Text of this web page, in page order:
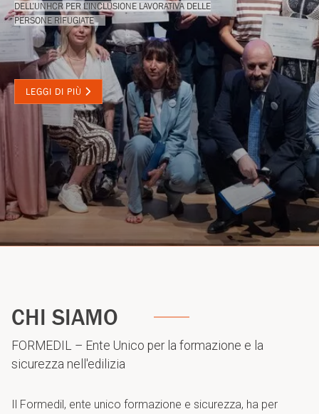
DELL’UNHCR PER L’INCLUSIONE LAVORATIVA DELLE
PERSONE RIFUGIATE
LEGGI DI PIÙ
CHI SIAMO
FORMEDIL – Ente Unico per la formazione e la
sicurezza nell'edilizia
Il Formedil, ente unico formazione e sicurezza, ha per